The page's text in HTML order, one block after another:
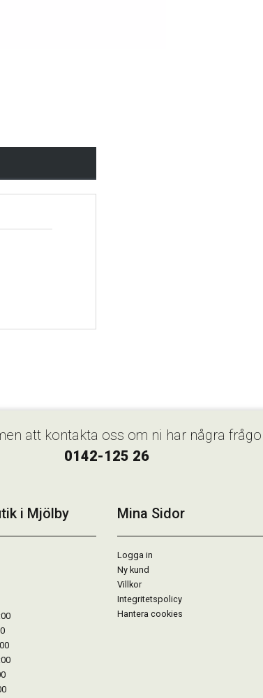
att kontakta oss om ni har några
0142-125 26
i Mjölby Mina Sidor
Logga in
Ny kund
Villkor
Integritetspolicy
Hantera cookies